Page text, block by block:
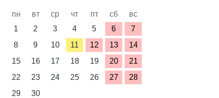
пн вт ср чт пт сб
вс
1
2 3 4 5 6
7
8
9 10 11 12 13
14
15
16 17 18 19 20
21
22
23 24 25 26 27
28
29
30